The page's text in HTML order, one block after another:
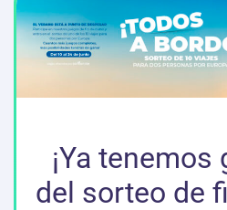
¡Ya tenemos
del sorteo de